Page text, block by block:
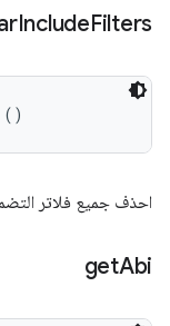
IncludeFilters
()
احذف جميع فلاتر
getAbi